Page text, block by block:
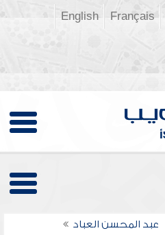
Français
English
عبد المحسن العباد